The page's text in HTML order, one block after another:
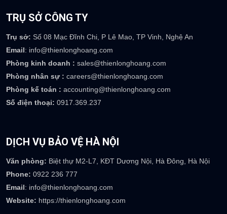
TRỤ SỞ CÔNG TY
Phòng kinh doanh : sales@thienlonghoang.com
Phòng nhân sự :
careers@thienlonghoang.com
Phòng kế toán : accounting@thienlonghoang.com
Số điện thoại:0917.369.237